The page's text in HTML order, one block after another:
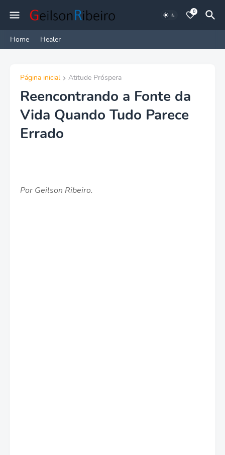
0
Home Healer
Página inicial Atitude Próspera
Reencontrando a Fonte da
Vida Quando Tudo Parece
Errado
Por Geilson Ribeiro.